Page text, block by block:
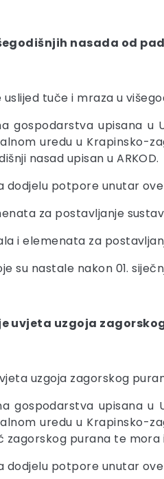
nasada od
tuče i mraza u
gospodarstva upisana u
uredu u Krapinsko-
nasad upisan u ARKOD.
dodjelu potpore unutar
za postavljanje
i elemenata za
su nastale nakon 01.
uvjeta uzgoja
uzgoja zagorskog
gospodarstva upisana u
uredu u Krapinsko-
zagorskog purana te mora
dodjelu potpore unutar